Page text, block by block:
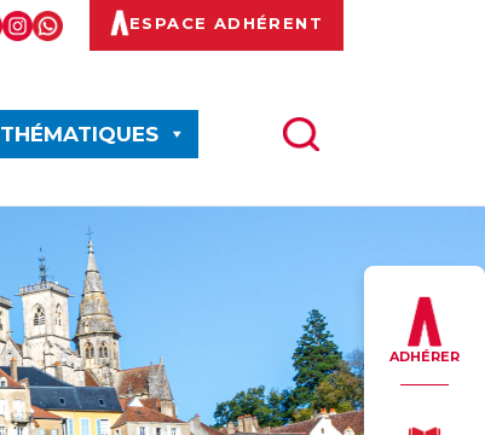
ESPACE ADHÉRENT
THÉMATIQUES
ADHÉRER